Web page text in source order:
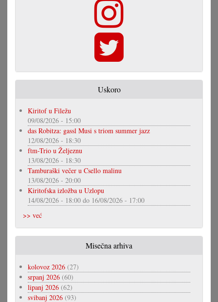
Uskoro
Kiritof u Filežu
09/08/2026 - 15:00
das Robitza: gassl Musi s triom summer jazz
12/08/2026 - 18:30
ftm-Trio u Željeznu
13/08/2026 - 18:30
Tamburaški večer u Csello malinu
13/08/2026 - 20:00
Kiritofska izložba u Uzlopu
14/08/2026 - 18:00 do 16/08/2026 - 17:00
>> već
Misečna arhiva
kolovoz 2026 (27)
srpanj 2026 (60)
lipanj 2026 (62)
svibanj 2026 (93)